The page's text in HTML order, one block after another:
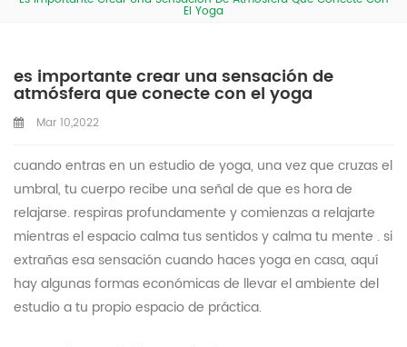
El Yoga
es importante crear una sensación de
atmósfera que conecte con el yoga
Mar 10,2022
cuando entras en un estudio de yoga, una vez que cruzas el
umbral, tu cuerpo recibe una señal de que es hora de
relajarse. respiras profundamente y comienzas a relajarte
mientras el espacio calma tus sentidos y calma tu mente . si
extrañas esa sensación cuando haces yoga en casa, aquí
hay algunas formas económicas de llevar el ambiente del
estudio a tu propio espacio de práctica.